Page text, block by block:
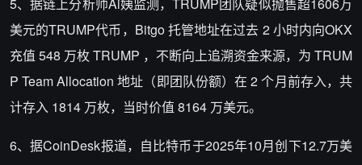
美元的TRUMP代币，Bitgo 托管地址在过去 2 小时内向OKX
充值 548 万枚 TRUMP ，不断向上追溯资金来源，为 TRUM
P Team Allocation 地址（即团队份额）在 2 个月前存入，共
计存入 1814 万枚，当时价值 8164 万美元。
6、据CoinDesk报道，自比特币于2025年10月创下12.7万美